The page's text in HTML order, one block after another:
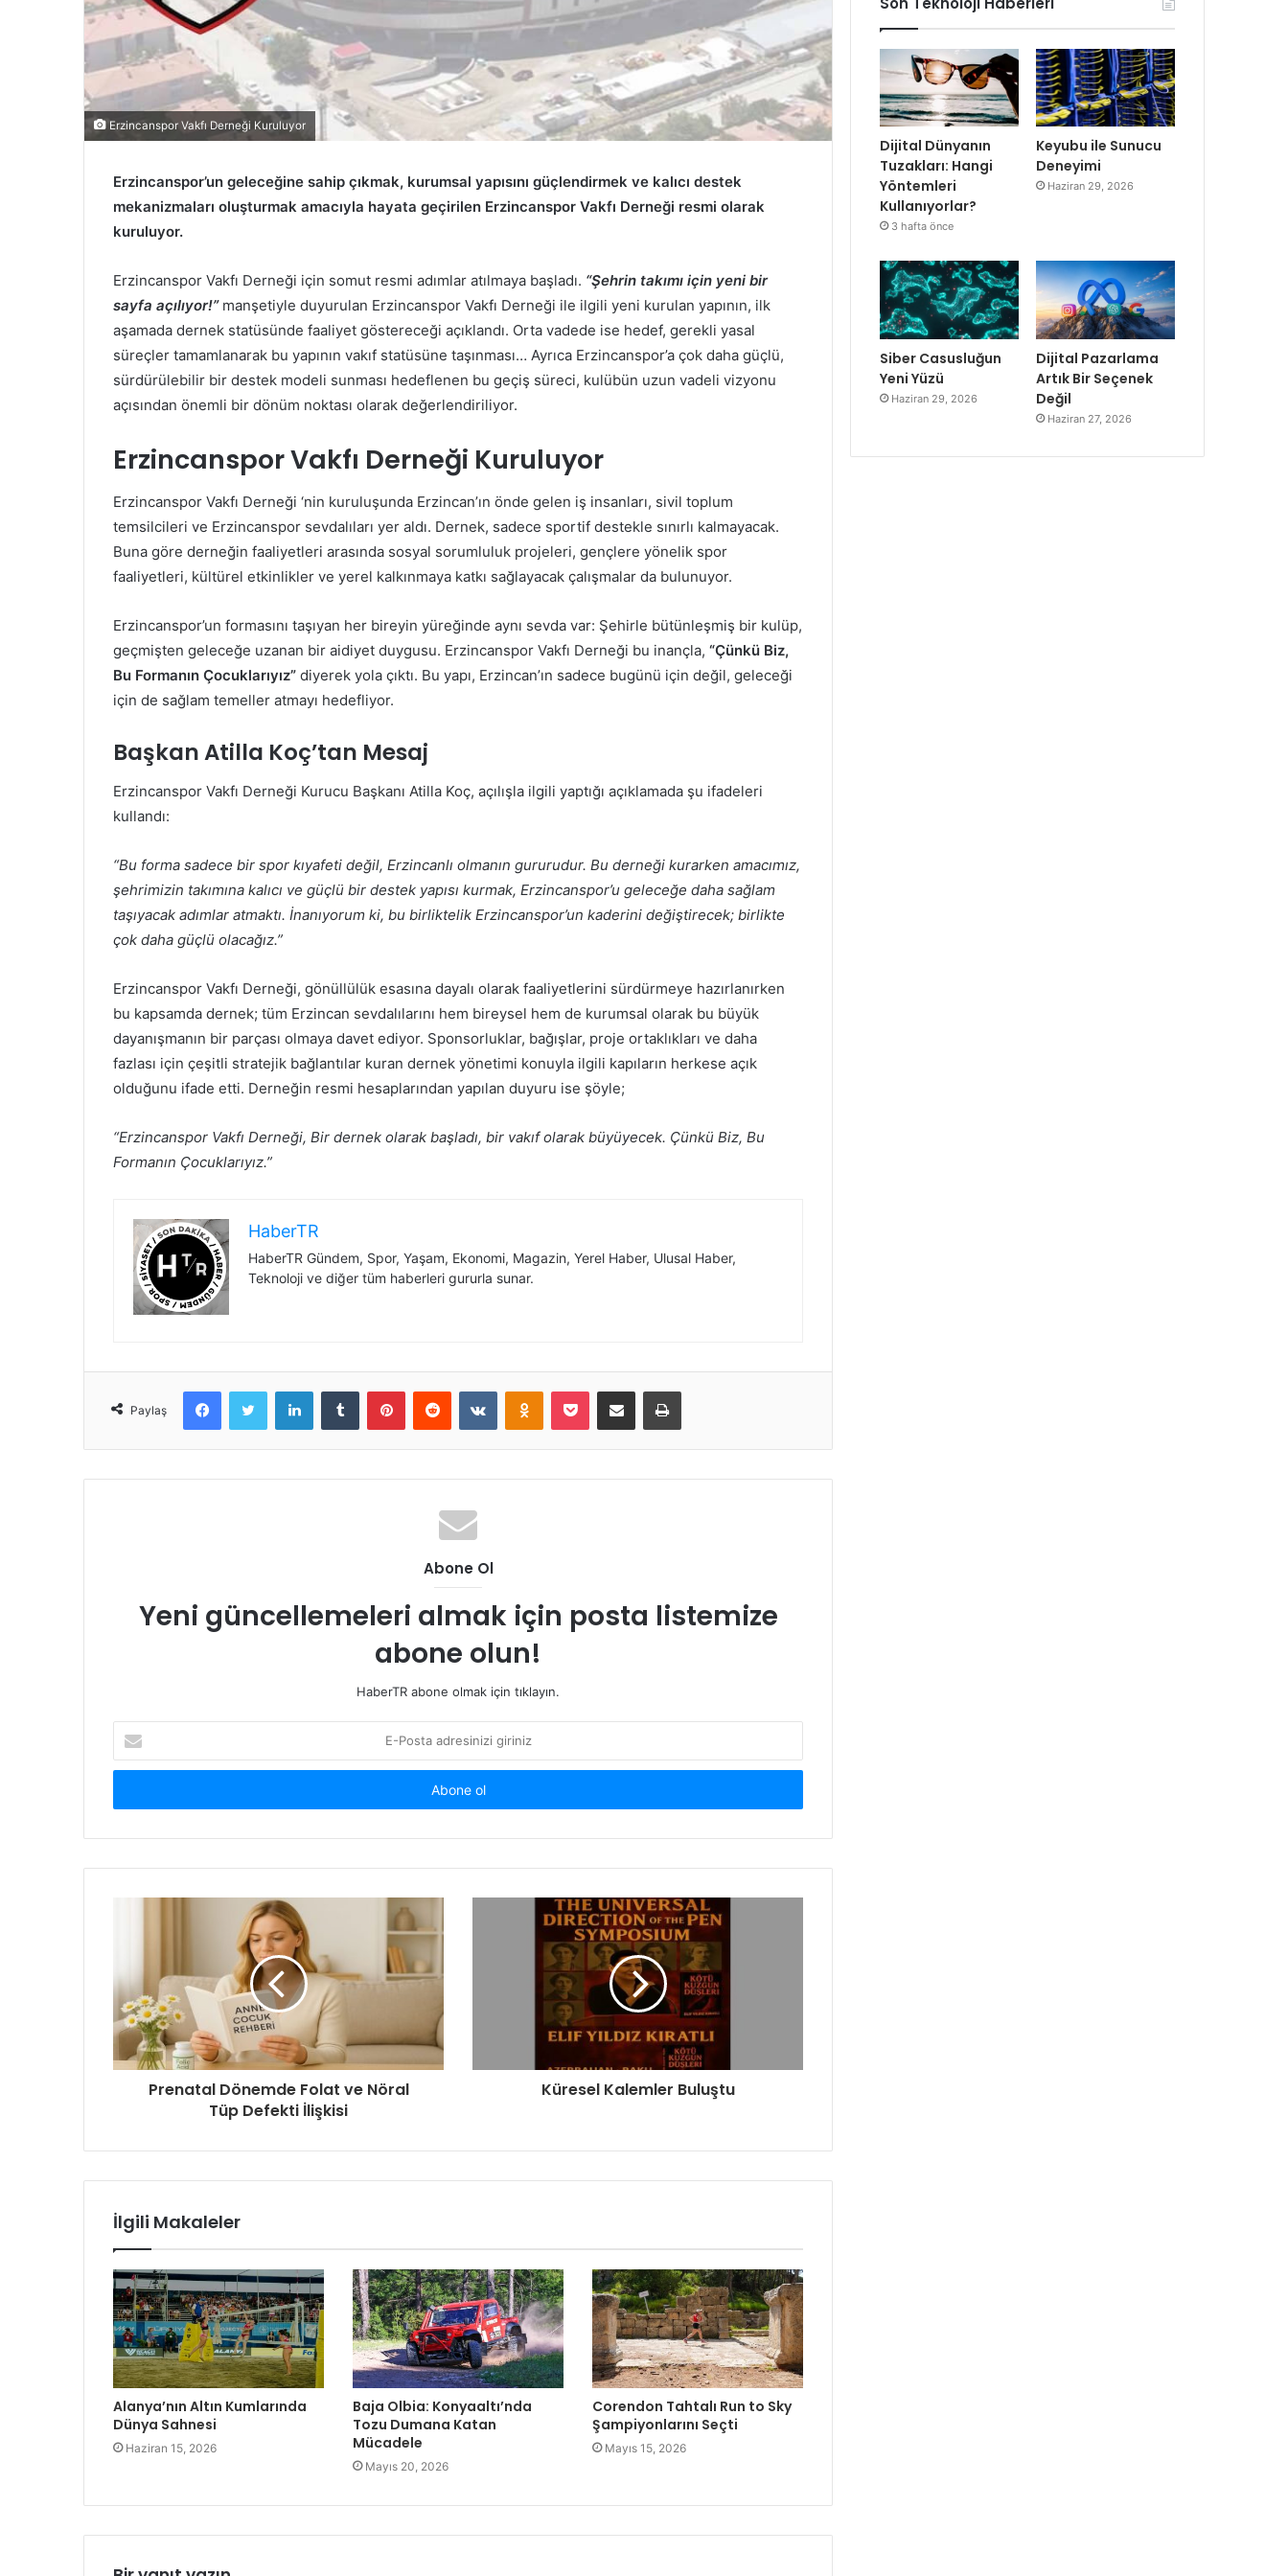
Erzincanspor Vakfı Derneği Kuruluyor
Erzincanspor’un geleceğine sahip çıkmak, kurumsal yapısını güçlendirmek ve kalıcı destek
mekanizmaları oluşturmak amacıyla hayata geçirilen Erzincanspor Vakfı Derneği resmi olarak
kuruluyor.
Erzincanspor Vakfı Derneği için somut resmi adımlar atılmaya başladı. “Şehrin takımı için yeni bir
sayfa açılıyor!” manşetiyle duyurulan Erzincanspor Vakfı Derneği ile ilgili yeni kurulan yapının, ilk
aşamada dernek statüsünde faaliyet göstereceği açıklandı. Orta vadede ise hedef, gerekli yasal
süreçler tamamlanarak bu yapının vakıf statüsüne taşınması… Ayrıca Erzincanspor’a çok daha güçlü,
sürdürülebilir bir destek modeli sunması hedeflenen bu geçiş süreci, kulübün uzun vadeli vizyonu
açısından önemli bir dönüm noktası olarak değerlendiriliyor.
Erzincanspor Vakfı Derneği Kuruluyor
Erzincanspor Vakfı Derneği ‘nin kuruluşunda Erzincan’ın önde gelen iş insanları, sivil toplum
temsilcileri ve Erzincanspor sevdalıları yer aldı. Dernek, sadece sportif destekle sınırlı kalmayacak.
Buna göre derneğin faaliyetleri arasında sosyal sorumluluk projeleri, gençlere yönelik spor
faaliyetleri, kültürel etkinlikler ve yerel kalkınmaya katkı sağlayacak çalışmalar da bulunuyor.
Erzincanspor’un formasını taşıyan her bireyin yüreğinde aynı sevda var: Şehirle bütünleşmiş bir kulüp,
geçmişten geleceğe uzanan bir aidiyet duygusu. Erzincanspor Vakfı Derneği bu inançla, “Çünkü Biz,
Bu Formanın Çocuklarıyız” diyerek yola çıktı. Bu yapı, Erzincan’ın sadece bugünü için değil, geleceği
için de sağlam temeller atmayı hedefliyor.
Başkan Atilla Koç’tan Mesaj
Erzincanspor Vakfı Derneği Kurucu Başkanı Atilla Koç, açılışla ilgili yaptığı açıklamada şu ifadeleri
kullandı:
“Bu forma sadece bir spor kıyafeti değil, Erzincanlı olmanın gururudur. Bu derneği kurarken amacımız,
şehrimizin takımına kalıcı ve güçlü bir destek yapısı kurmak, Erzincanspor’u geleceğe daha sağlam
taşıyacak adımlar atmaktı. İnanıyorum ki, bu birliktelik Erzincanspor’un kaderini değiştirecek; birlikte
çok daha güçlü olacağız.”
Erzincanspor Vakfı Derneği, gönüllülük esasına dayalı olarak faaliyetlerini sürdürmeye hazırlanırken
bu kapsamda dernek; tüm Erzincan sevdalılarını hem bireysel hem de kurumsal olarak bu büyük
dayanışmanın bir parçası olmaya davet ediyor. Sponsorluklar, bağışlar, proje ortaklıkları ve daha
fazlası için çeşitli stratejik bağlantılar kuran dernek yönetimi konuyla ilgili kapıların herkese açık
olduğunu ifade etti. Derneğin resmi hesaplarından yapılan duyuru ise şöyle;
“Erzincanspor Vakfı Derneği, Bir dernek olarak başladı, bir vakıf olarak büyüyecek. Çünkü Biz, Bu
Formanın Çocuklarıyız.”
HaberTR
HaberTR Gündem, Spor, Yaşam, Ekonomi, Magazin, Yerel Haber, Ulusal Haber,
Teknoloji ve diğer tüm haberleri gururla sunar.
Paylaş
FacebookTwitter LinkedInTumblr PinterestReddit VKontakteOdnoklassniki
Pocket E-Posta ile paylaş Yazdır
Abone Ol
Yeni güncellemeleri almak için posta listemize
abone olun!
HaberTR abone olmak için tıklayın.
Posta
adresinizi
Prenatal Dönemde Folat ve Nöral
Tüp Defekti İlişkisi
Küresel Kalemler Buluştu
İlgili Makaleler
Alanya’nın Altın Kumlarında
Dünya Sahnesi
Haziran 15, 2026
Baja Olbia: Konyaaltı’nda
Tozu Dumana Katan
Mücadele
Mayıs 20, 2026
Corendon Tahtalı Run to Sky
Şampiyonlarını Seçti
Mayıs 15, 2026
Dijital Dünyanın
Tuzakları: Hangi
Yöntemleri
Kullanıyorlar?
3 hafta önce
Keyubu ile Sunucu
Deneyimi
Haziran 29, 2026
Siber Casusluğun
Yeni Yüzü
Haziran 29, 2026
Dijital Pazarlama
Artık Bir Seçenek
Değil
Haziran 27, 2026